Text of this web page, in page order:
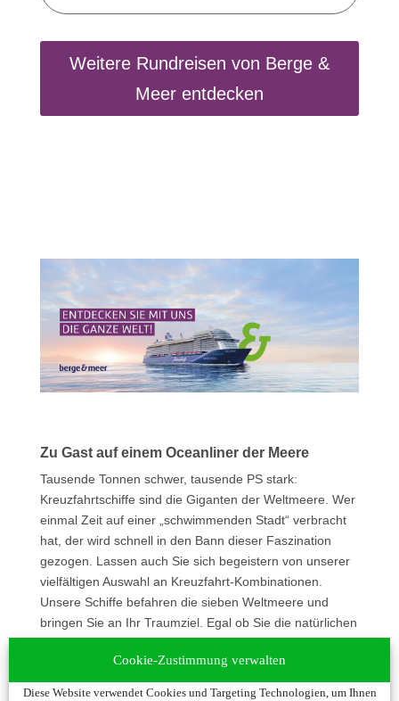
Cookie-Zustimmung verwalten
Diese Website verwendet Cookies und Targeting Technologien, um Ihnen
Weitere Rundreisen von Berge &
Meer entdecken
Zu Gast auf einem Oceanliner der Meere
Tausende Tonnen schwer, tausende PS stark:
Kreuzfahrtschiffe sind die Giganten der Weltmeere. Wer
einmal Zeit auf einer „schwimmenden Stadt“ verbracht
hat, der wird schnell in den Bann dieser Faszination
gezogen. Lassen auch Sie sich begeistern von unserer
vielfältigen Auswahl an Kreuzfahrt-Kombinationen.
Unsere Schiffe befahren die sieben Weltmeere und
bringen Sie an Ihr Traumziel. Egal ob Sie die natürlichen
Mittelmeer oder die traumhaften Strände der Karibik
bevorzugen – bei uns werden Sie fündig!